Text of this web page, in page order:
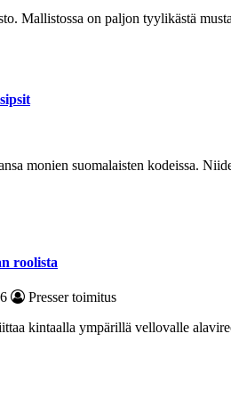
Mallistossa on paljon tyylikästä
monien suomalaisten kodeissa.
roolista
Presser toimitus
kintaalla ympärillä vellovalle